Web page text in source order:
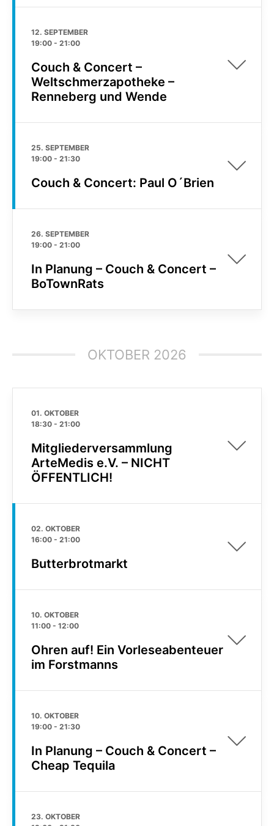
12. SEPTEMBER
19:00 - 21:00
Couch & Concert –
Weltschmerzapotheke –
Renneberg und Wende
25. SEPTEMBER
19:00 - 21:30
Couch & Concert: Paul O´Brien
26. SEPTEMBER
19:00 - 21:00
In Planung – Couch & Concert –
BoTownRats
OKTOBER 2026
01. OKTOBER
18:30 - 21:00
Mitgliederversammlung
ArteMedis e.V. – NICHT
ÖFFENTLICH!
02. OKTOBER
16:00 - 21:00
Butterbrotmarkt
10. OKTOBER
11:00 - 12:00
Ohren auf! Ein Vorleseabenteuer
im Forstmanns
10. OKTOBER
19:00 - 21:30
In Planung – Couch & Concert –
Cheap Tequila
23. OKTOBER